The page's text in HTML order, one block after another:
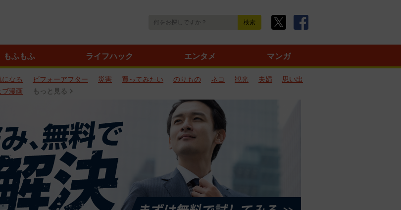
もふもふ ライフハック エンタメ マンガ
になる ビフォーアフター 災害 買ってみたい のりもの ネコ 観光 夫婦
思い出
ブ漫画 もっと見る